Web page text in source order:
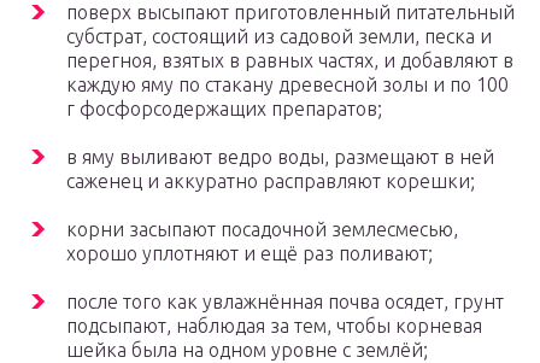
поверх высыпают приготовленный питательный
субстрат, состоящий из садовой земли, песка и
перегноя, взятых в равных частях, и добавляют в
каждую яму по стакану древесной золы и по 100
г фосфорсодержащих препаратов;
в яму выливают ведро воды, размещают в ней
саженец и аккуратно расправляют корешки;
корни засыпают посадочной землесмесью,
хорошо уплотняют и ещё раз поливают;
после того как увлажнённая почва осядет, грунт
подсыпают, наблюдая за тем, чтобы корневая
шейка была на одном уровне с землёй;